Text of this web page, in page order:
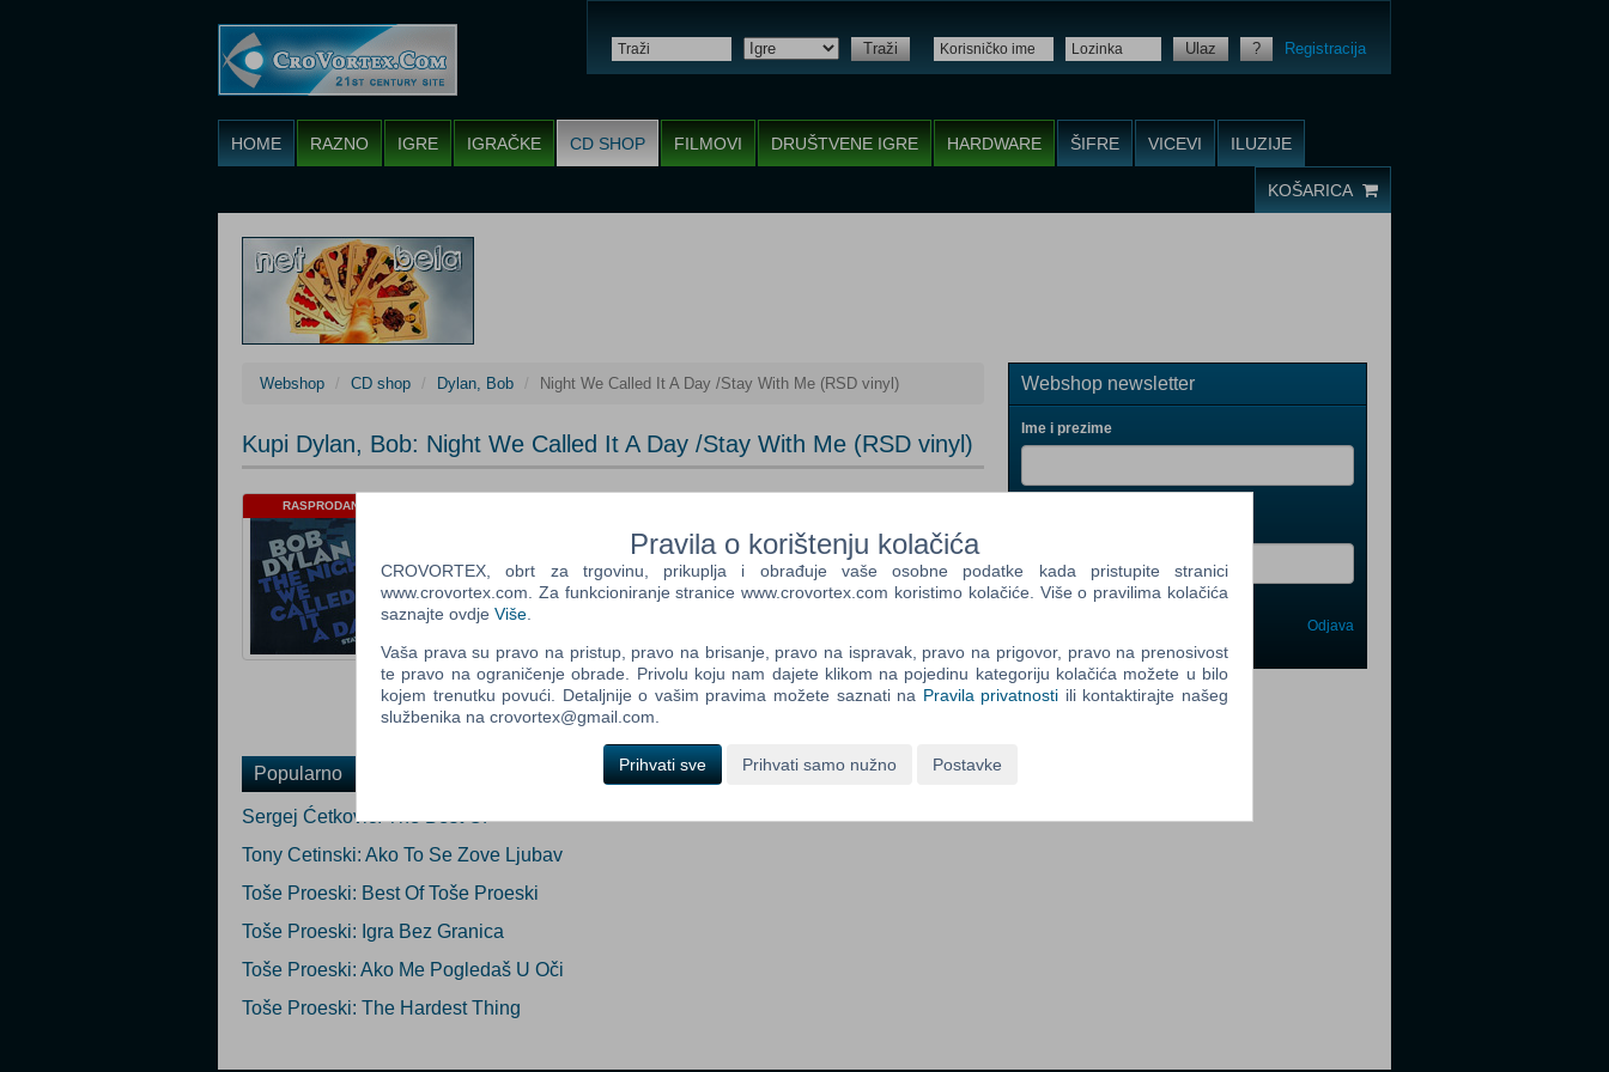
Traži Ulaz ? Registracija
HOME RAZNO IGRE IGRAČKE CD SHOP FILMOVI DRUŠTVENE IGRE HARDWARE ŠIFRE VICEVI ILUZIJE
KOŠARICA
Webshop CD shop Dylan, Bob Night We Called It A Day /Stay With Me (RSD vinyl)
Kupi Dylan, Bob: Night We Called It A Day /Stay With Me (RSD vinyl)
RASPRODANO
(Info o proizvodu)
Ocijeni
Obavijesti me kada proizvod postane dostupan:
Email: Prijavi me
Popularno
Sergej Ćetković: The Best Of
Tony Cetinski: Ako To Se Zove Ljubav
Toše Proeski: Best Of Toše Proeski
Toše Proeski: Igra Bez Granica
Toše Proeski: Ako Me Pogledaš U Oči
Toše Proeski: The Hardest Thing
Webshop newsletter
Ime i prezime
Field
One
Newsletter
Odjava
Pravila o korištenju kolačića
CROVORTEX, obrt za trgovinu, prikuplja i obrađuje vaše osobne podatke kada pristupite stranici
www.crovortex.com. Za funkcioniranje stranice www.crovortex.com koristimo kolačiće. Više o pravilima kolačića
saznajte ovdje Više
Vaša prava su pravo na pristup, pravo na brisanje, pravo na ispravak, pravo na prigovor, pravo na prenosivost
te pravo na ograničenje obrade. Privolu koju nam dajete klikom na pojedinu kategoriju kolačića možete u bilo
kojem trenutku povući. Detaljnije o vašim pravima možete saznati na Pravila privatnosti ili kontaktirajte našeg
službenika na crovortex@gmail.com.
Prihvati sve Prihvati samo nužno Postavke